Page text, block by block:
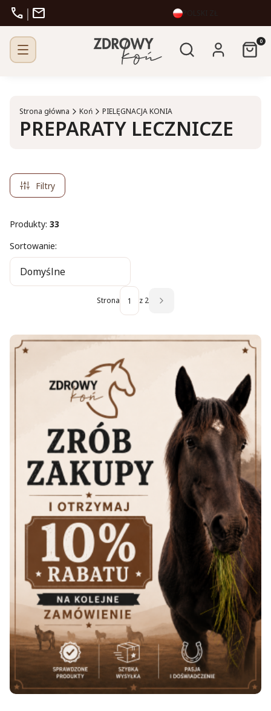
call | mail
Otwórz
Szukaj Zaloguj się
Strona główna Koń PIELĘGNACJA KONIA
PREPARATY LECZNICZE
Filtry
Produkty: 33
Lista produktów
Sortowanie:
Domyślne
Strona z 2 Następne produkty